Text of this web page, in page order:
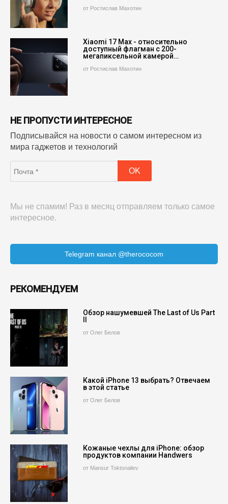
от Ростислав Махотин
Xiaomi 17 Max - относительно
доступный флагман с 200-
мегапиксельной камерой…
от Ростислав Махотин
НЕ ПРОПУСТИ ИНТЕРЕСНОЕ
Подписывайся на новости о самом интересном из
мира гаджетов и технологий
Мы не спамим! Раз в месяц отправляем только самое
интересное.
Telegram канал @therococom
РЕКОМЕНДУЕМ
Обзор нашумевшей The Last of Us Part
от Олег Белов
Какой iPhone 13 выбрать? Отвечаем
в этой статье
от Олег Белов
Кожаные чехлы для iPhone: обзор
продуктов компании Handwers
от Mansur Toktonaliev